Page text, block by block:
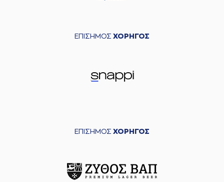
ΕΠΙΣΗΜΟΣ ΧΟΡΗΓΟΣ
ΕΠΙΣΗΜΟΣ ΧΟΡΗΓΟΣ